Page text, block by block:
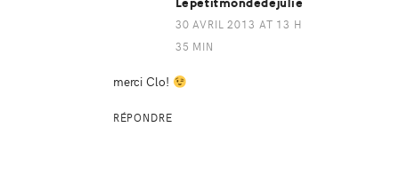
Lepetitmondedejulie
30 AVRIL 2013 AT 13 H
35 MIN
merci Clo!
RÉPONDRE